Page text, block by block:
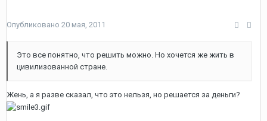
Опубликовано 20 мая, 2011
Это все понятно, что решить можно. Но хочется же жить в
цивилизованной стране.
Жень, а я разве сказал, что это нельзя, но решается за деньги?